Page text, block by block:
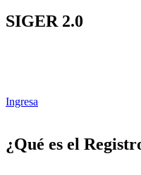
SIGER 2.0
Ingresa
¿Qué es el